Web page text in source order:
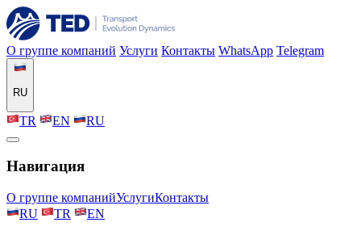
О группе компаний Услуги Контакты WhatsApp Telegram
RU
TR EN RU
Навигация
О группе компанийУслугиКонтакты
RU
TR EN